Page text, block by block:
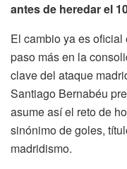
antes de heredar el
El cambio ya es
paso más en la
clave del ataque
Santiago Bernabéu
asume así el reto de
sinónimo de goles,
madridismo.